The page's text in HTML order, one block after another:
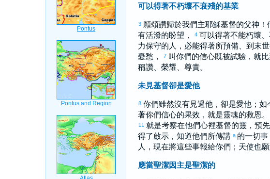
可以得著不朽壞不衰殘的基業
3 願頌讚歸於我們主耶穌基督的父神
有活潑的盼望，
4 可以得著不能朽壞
力保守的人，必能得著所預備、到末
憂愁，
7 叫你們的信心既被試驗，就
稱讚、榮耀、尊貴。
未見基督卻是愛他
8 你們雖然沒有見過他，卻是愛他；
著你們信心的果效，就是靈魂的救恩。
11 就是考察在他們心裡基督的靈，預
得了啟示，知道他們所傳講 a 的一切
人，現在將這些事報給你們；天使也
應當聖潔因主是聖潔的